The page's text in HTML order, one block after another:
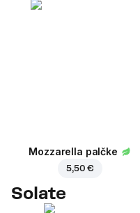
Mozzarella palčke
5,50 €
Solate